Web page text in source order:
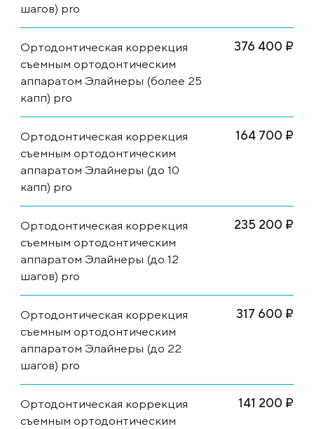
шагов) pro
Ортодонтическая коррекция
съемным ортодонтическим
аппаратом Элайнеры (более 25
капп) pro
376 400 ₽
Ортодонтическая коррекция
съемным ортодонтическим
аппаратом Элайнеры (до 10
капп) pro
164 700 ₽
Ортодонтическая коррекция
съемным ортодонтическим
аппаратом Элайнеры (до 12
шагов) pro
235 200 ₽
Ортодонтическая коррекция
съемным ортодонтическим
аппаратом Элайнеры (до 22
шагов) pro
317 600 ₽
Ортодонтическая коррекция
съемным ортодонтическим
141 200 ₽